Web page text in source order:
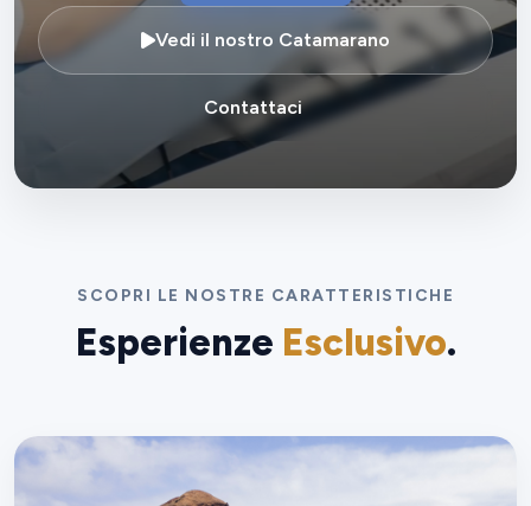
Vedi il nostro Catamarano
Contattaci
SCOPRI LE NOSTRE CARATTERISTICHE
Esperienze Esclusivo.